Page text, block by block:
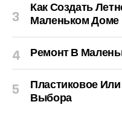
Как Создать
Маленьком Доме
Ремонт В
Пластиковое
Выбора